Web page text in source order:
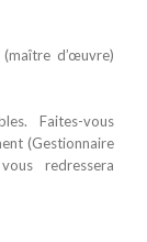
d’œuvre)
Faites-vous
(Gestionnaire
redressera